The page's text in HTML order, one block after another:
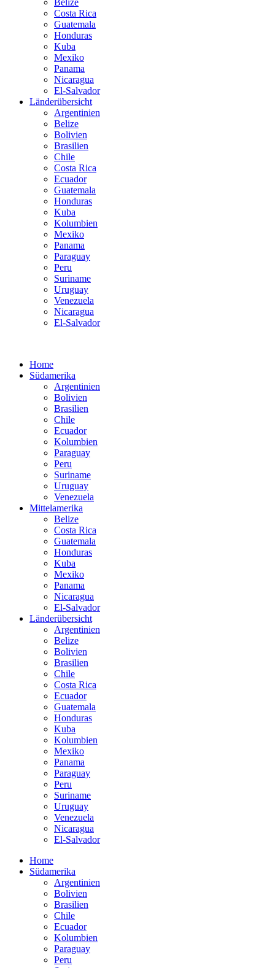
Belize
Costa Rica
Guatemala
Honduras
Kuba
Mexiko
Panama
Nicaragua
El-Salvador
Länderübersicht
Argentinien
Belize
Bolivien
Brasilien
Chile
Costa Rica
Ecuador
Guatemala
Honduras
Kuba
Kolumbien
Mexiko
Panama
Paraguay
Peru
Suriname
Uruguay
Venezuela
Nicaragua
El-Salvador
Home
Südamerika
Argentinien
Bolivien
Brasilien
Chile
Ecuador
Kolumbien
Paraguay
Peru
Suriname
Uruguay
Venezuela
Mittelamerika
Belize
Costa Rica
Guatemala
Honduras
Kuba
Mexiko
Panama
Nicaragua
El-Salvador
Länderübersicht
Argentinien
Belize
Bolivien
Brasilien
Chile
Costa Rica
Ecuador
Guatemala
Honduras
Kuba
Kolumbien
Mexiko
Panama
Paraguay
Peru
Suriname
Uruguay
Venezuela
Nicaragua
El-Salvador
Home
Südamerika
Argentinien
Bolivien
Brasilien
Chile
Ecuador
Kolumbien
Paraguay
Peru